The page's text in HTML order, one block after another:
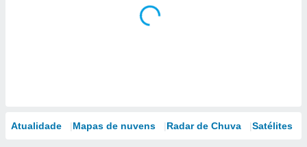
Atualidade Mapas de nuvens Radar de Chuva Satélites